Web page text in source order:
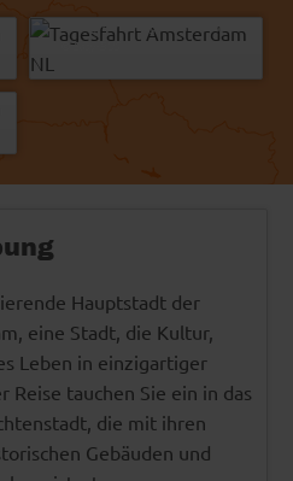
Mediagram Mediagram - Fotolia
© Easy-BUS
Hauptstadt der
eine Stadt, die Kultur,
Leben in einzigartiger
Reise tauchen Sie ein in das
die mit ihren
Gebäuden und